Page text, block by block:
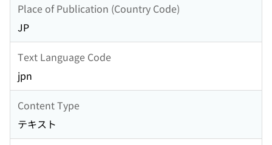
Place of Publication (Country Code)
JP
Text Language Code
jpn
Content Type
テキスト